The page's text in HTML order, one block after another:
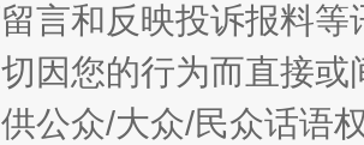
言和反映投诉报料
因您的行为而直接
公众/大众/民众话语